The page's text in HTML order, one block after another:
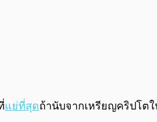
แย่ที่สุดถ้านับจากเหรียญคริปโต